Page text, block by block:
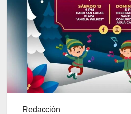
Redacción